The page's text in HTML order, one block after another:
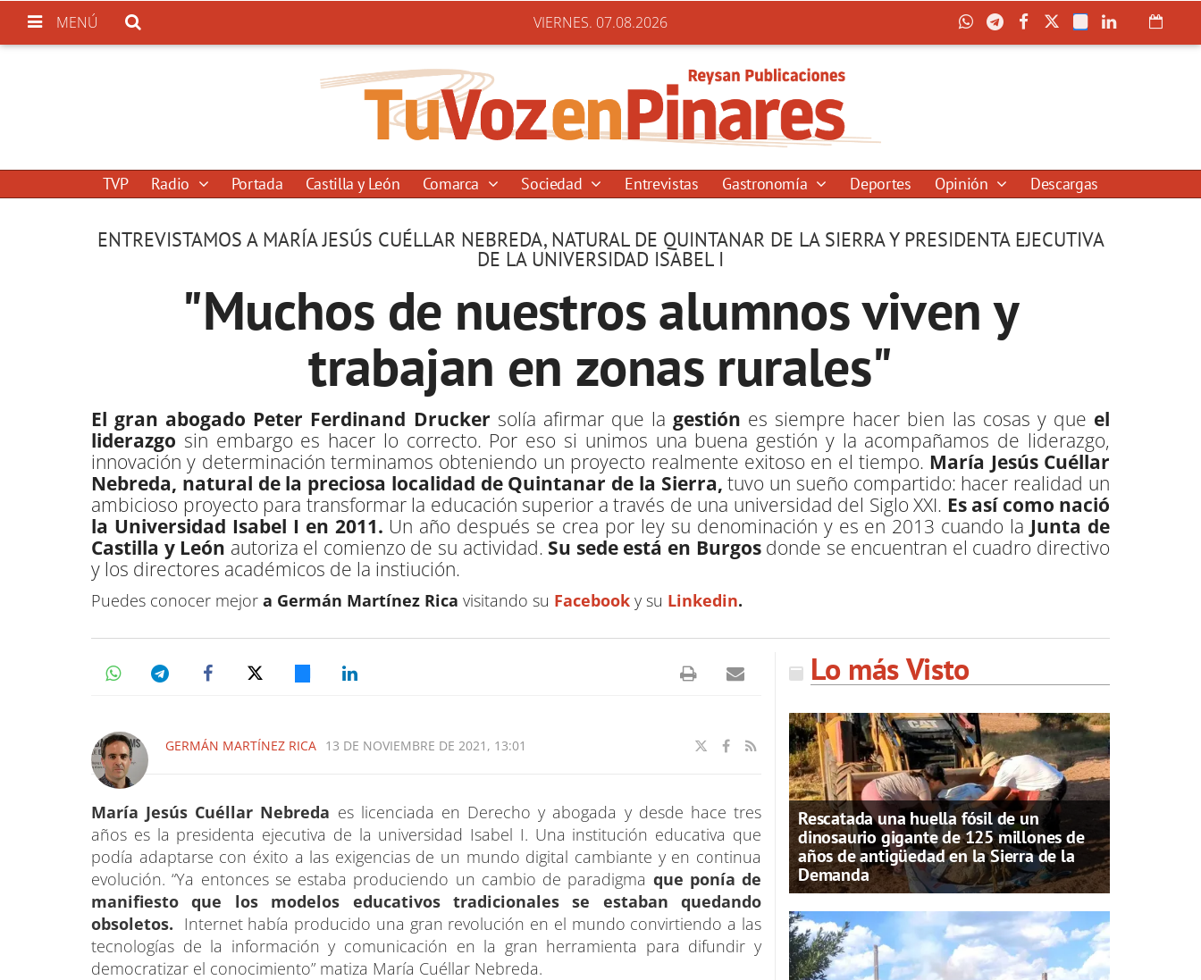
MENÚ VIERNES. 07.08.2026
TVP Radio Portada Castilla y León Comarca Sociedad Entrevistas Gastronomía Deportes Opinión Descargas
ENTREVISTAMOS A MARÍA JESÚS CUÉLLAR NEBREDA, NATURAL DE QUINTANAR DE LA SIERRA Y PRESIDENTA EJECUTIVA
DE LA UNIVERSIDAD ISABEL I
"Muchos de nuestros alumnos viven y
trabajan en zonas rurales"
El gran abogado Peter Ferdinand Drucker solía afirmar que lagestión es siempre hacer bien las cosas y que el
liderazgo sin embargo es hacer lo correcto. Por eso si unimos una buena gestión y la acompañamos de liderazgo,
innovación y determinación terminamos obteniendo un proyecto realmente exitoso en el tiempo. María Jesús Cuéllar
Nebreda, natural de la preciosa localidad de Quintanar de la Sierra, tuvo un sueño compartido: hacer realidad un
ambicioso proyecto para transformar la educación superior a través de una universidad del Siglo XXI. Es así como nació
la Universidad Isabel I en 2011. Un año después se crea por ley su denominación y es en 2013 cuando la Junta de
Castilla y León autoriza el comienzo de su actividad. Su sede está en Burgosdonde se encuentran el cuadro directivo
y los directores académicos de la instiución.
Puedes conocer mejor a Germán Martínez Rica visitando su Facebook y su Linkedin.
GERMÁN MARTÍNEZ RICA 13 DE NOVIEMBRE DE 2021, 13:01
María Jesús Cuéllar Nebreda es licenciada en Derecho y abogada y desde hace tres
años es la presidenta ejecutiva de la universidad Isabel I. Una institución educativa que
podía adaptarse con éxito a las exigencias de un mundo digital cambiante y en continua
evolución. “Ya entonces se estaba produciendo un cambio de paradigma que ponía de
manifiesto que los modelos educativos tradicionales se estaban quedando
obsoletos. Internet había producido una gran revolución en el mundo convirtiendo a las
tecnologías de la información y comunicación en la gran herramienta para difundir y
democratizar el conocimiento” matiza María Cuéllar Nebreda.
Lo más Visto
Rescatada una huella fósil de un
dinosaurio gigante de 125 millones de
años de antigüedad en la Sierra de la
Demanda